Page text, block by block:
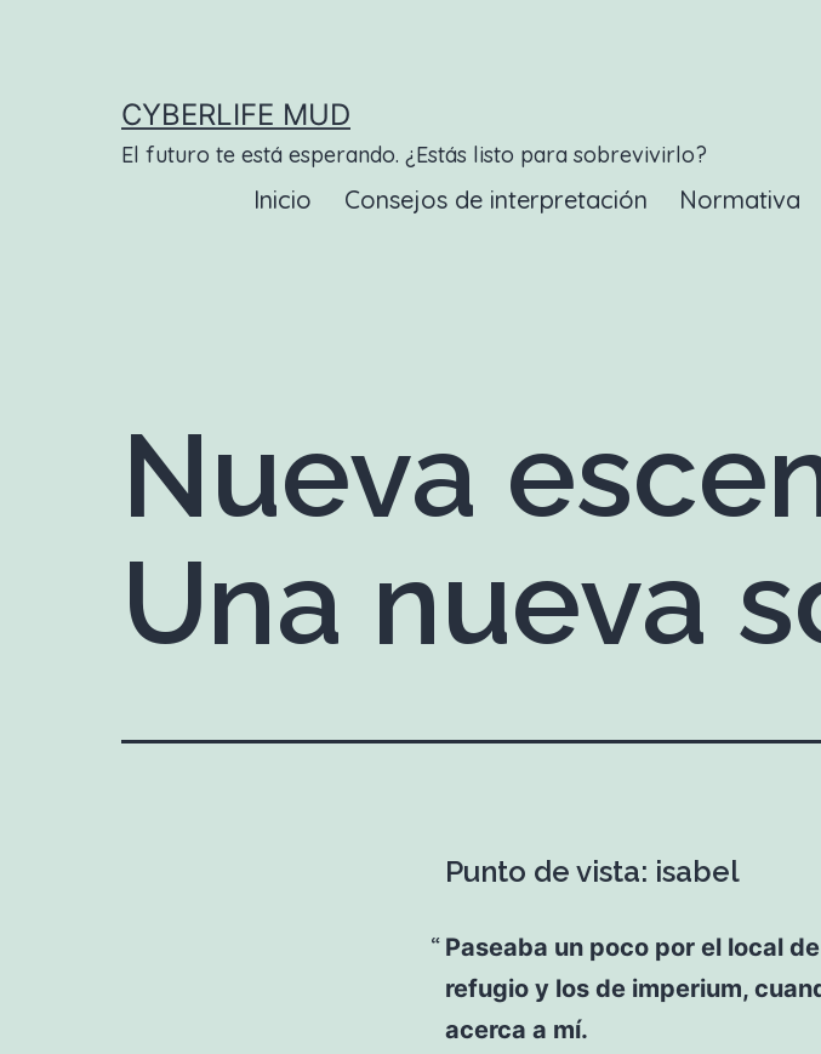
CYBERLIFE MUD
El futuro te está esperando. ¿Estás listo para sobrevivirlo?
Inicio Consejos de interpretación Normativa
Nueva
Una nueva
Punto de vista: isabel
Paseaba un poco por el local
refugio y los de imperium,
acerca a mí.